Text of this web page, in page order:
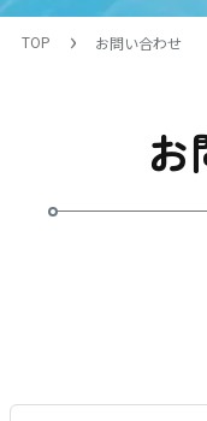
TOP お問い合わせ
お